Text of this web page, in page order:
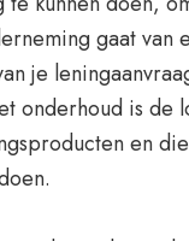
gaat
je
onderhoud is de
en